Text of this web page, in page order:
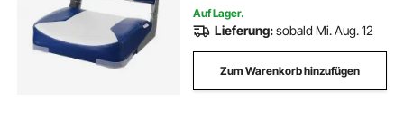
Auf Lager.
Lieferung:sobald Mi. Aug. 12
Zum Warenkorb hinzufügen